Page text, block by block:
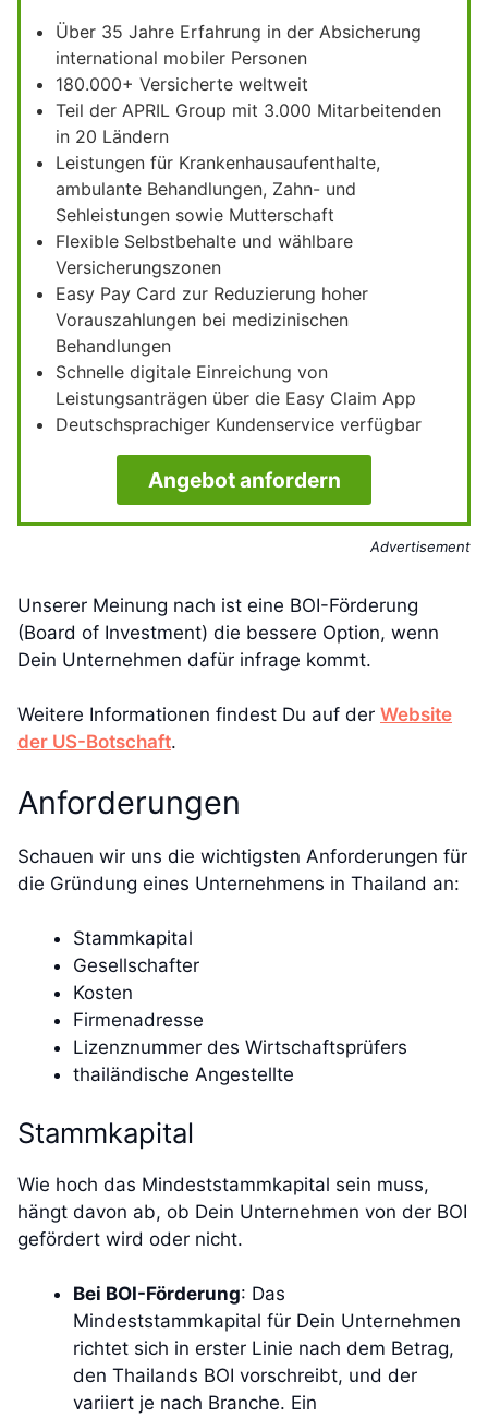
Über 35 Jahre Erfahrung in der Absicherung
international mobiler Personen
180.000+ Versicherte weltweit
Teil der APRIL Group mit 3.000 Mitarbeitenden
in 20 Ländern
Leistungen für Krankenhausaufenthalte,
ambulante Behandlungen, Zahn- und
Sehleistungen sowie Mutterschaft
Flexible Selbstbehalte und wählbare
Versicherungszonen
Easy Pay Card zur Reduzierung hoher
Vorauszahlungen bei medizinischen
Behandlungen
Schnelle digitale Einreichung von
Leistungsanträgen über die Easy Claim App
Deutschsprachiger Kundenservice verfügbar
Angebot anfordern
Advertisement
Unserer Meinung nach ist eine BOI-Förderung
(Board of Investment) die bessere Option, wenn
Dein Unternehmen dafür infrage kommt.
Weitere Informationen findest Du auf der Website
der US-Botschaft.
Anforderungen
Schauen wir uns die wichtigsten Anforderungen für
die Gründung eines Unternehmens in Thailand an:
Stammkapital
Gesellschafter
Kosten
Firmenadresse
Lizenznummer des Wirtschaftsprüfers
thailändische Angestellte
Stammkapital
Wie hoch das Mindeststammkapital sein muss,
hängt davon ab, ob Dein Unternehmen von der BOI
gefördert wird oder nicht.
Bei BOI-Förderung: Das
Mindeststammkapital für Dein Unternehmen
richtet sich in erster Linie nach dem Betrag,
den Thailands BOI vorschreibt, und der
variiert je nach Branche. Ein